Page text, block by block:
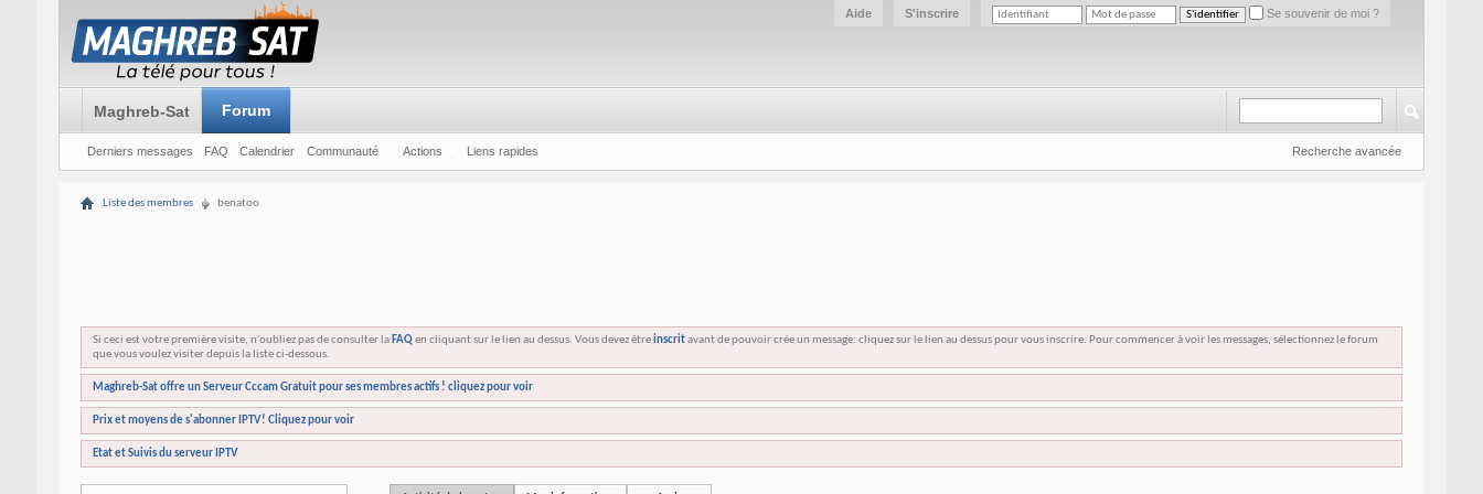
Se souvenir de moi ?
S'inscrire
Aide
Maghreb-Sat Forum
Derniers messages FAQ Calendrier Communauté Actions Liens rapides Recherche avancée
Liste des membres benatoo
Si ceci est votre première visite, n'oubliez pas de consulter la FAQen cliquant sur le lien au dessus. Vous devez êtreinscritavant de pouvoir crée un message: cliquez sur le lien au dessus pour vous inscrire. Pour commencer à voir les messages, sélectionnez le forum
que vous voulez visiter depuis la liste ci-dessous.
Maghreb-Sat offre un Serveur Cccam Gratuit pour ses membres actifs ! cliquez pour voir
Prix et moyens de s'abonner IPTV! Cliquez pour voir
Etat et Suivis du serveur IPTV